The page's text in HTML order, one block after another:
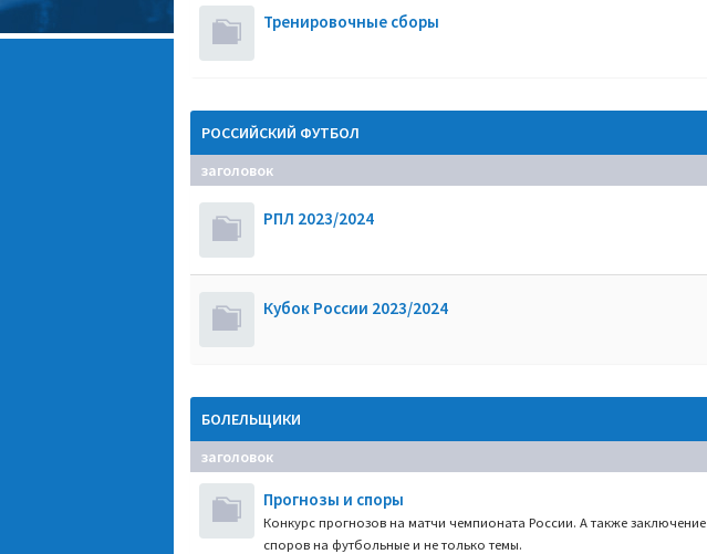
Тренировочные сборы
РОССИЙСКИЙ ФУТБОЛ
заголовок
РПЛ 2023/2024
Кубок России 2023/2024
БОЛЕЛЬЩИКИ
заголовок
Прогнозы и споры
Конкурс прогнозов на матчи чемпионата России. А также заключение
споров на футбольные и не только темы.